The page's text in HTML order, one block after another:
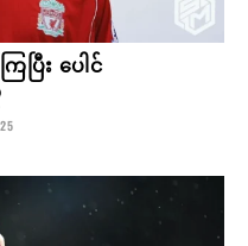
ပြီး ပေါင်